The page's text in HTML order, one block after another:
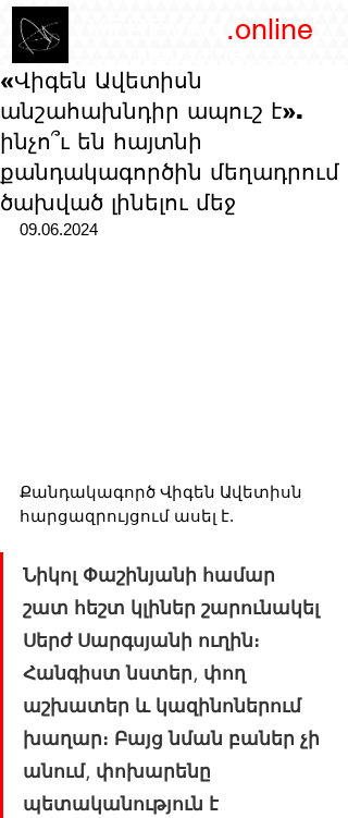
.online
«Վիգեն Ավետիսն
անշահախնդիր ապուշ է».
ինչո՞ւ են հայտնի
քանդակագործին մեղադրում
ծախված լինելու մեջ
09.06.2024
Քանդակագործ Վիգեն Ավետիսն
հարցազրույցում ասել է.
Նիկոլ Փաշինյանի համար
շատ հեշտ կլիներ շարունակել
Սերժ Սարգսյանի ուղին։
Հանգիստ նստեր, փող
աշխատեր և կազինոներում
խաղար։ Բայց նման բաներ չի
անում, փոխարենը
պետականություն է